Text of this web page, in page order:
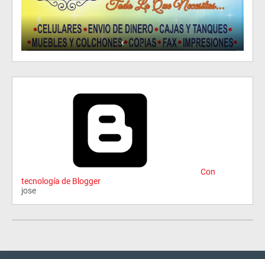
Con
tecnología de Blogger
jose